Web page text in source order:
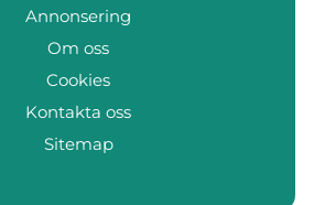
Annonsering
Om oss
Cookies
Kontakta oss
Sitemap